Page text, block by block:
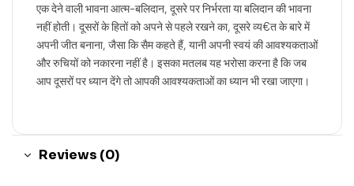
एक देने वाली भावना आत्म-बलिदान, दूसरे पर निर्भरता या बलिदान की भावना
नहीं होती। दूसरों के हितों को अपने से पहले रखने का, दूसरे व्य€त के बारे में
अपनी जीत बनाना, जैसा कि सैम कहते हैं, यानी अपनी स्वयं की आवश्यकताओं
और रुचियों को नकारना नहीं है। इसका मतलब यह भरोसा करना है कि जब
आप दूसरों पर ध्यान देंगे तो आपकी आवश्यकताओं का ध्यान भी रखा जाएगा।
Reviews (0)